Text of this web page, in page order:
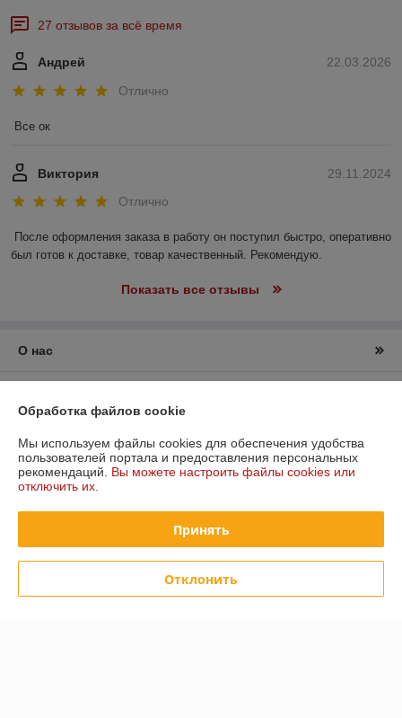
27 отзывов за всё время
22.03.2026
Андрей
Отлично
Все ок
29.11.2024
Виктория
Отлично
После оформления заказа в работу он поступил быстро, оперативно
был готов к доставке, товар качественный. Рекомендую.
Показать все отзывы
О нас
График работы
Политика обработки cookies
Обработка файлов cookie
Мы используем файлы cookies для обеспечения удобства
пользователей портала и предоставления персональных
рекомендаций. Вы можете настроить файлы cookies или
отключить их.
Принять
Отклонить